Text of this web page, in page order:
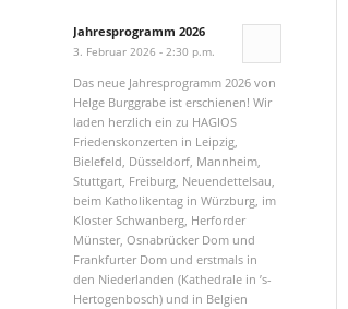
Jahresprogramm 2026
3. Februar 2026 - 2:30 p.m.
Das neue Jahresprogramm 2026 von
Helge Burggrabe ist erschienen! Wir
laden herzlich ein zu HAGIOS
Friedenskonzerten in Leipzig,
Bielefeld, Düsseldorf, Mannheim,
Stuttgart, Freiburg, Neuendettelsau,
beim Katholikentag in Würzburg, im
Kloster Schwanberg, Herforder
Münster, Osnabrücker Dom und
Frankfurter Dom und erstmals in
den Niederlanden (Kathedrale in ’s-
Hertogenbosch) und in Belgien